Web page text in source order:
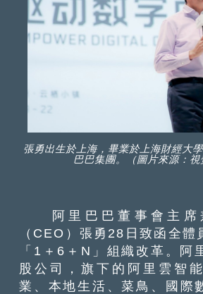
張勇出生於上海，畢業於上海財經大
巴巴集團。（圖片來源：視
阿里巴巴董事會主席
（CEO）張勇28日致函全體
「1＋6＋N」組織改革。阿
股公司，旗下的阿里雲智
業、本地生活、菜鳥、國際